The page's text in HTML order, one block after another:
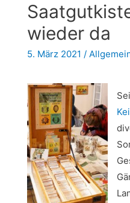
wieder da
5. März 2021 /